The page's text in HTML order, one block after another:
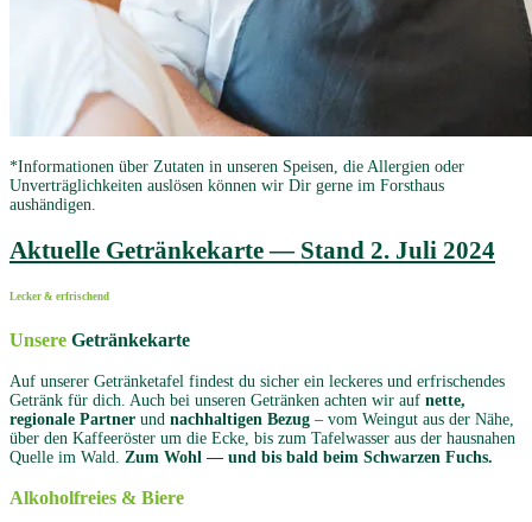
*Informationen über Zutaten in unseren Speisen, die Allergien oder
Unverträglichkeiten auslösen können wir Dir gerne im Forsthaus
aushändigen.
Aktuelle Getränkekarte — Stand 2. Juli 2024
Lecker & erfrischend
Unsere Getränkekarte
Auf unserer Getränketafel findest du sicher ein leckeres und erfrischendes
Getränk für dich. Auch bei unseren Getränken achten wir auf nette,
regionale Partner und nachhaltigen Bezug – vom Weingut aus der Nähe,
über den Kaffeeröster um die Ecke, bis zum Tafelwasser aus der hausnahen
Quelle im Wald. Zum Wohl — und bis bald beim Schwarzen Fuchs.
Alkoholfreies & Biere